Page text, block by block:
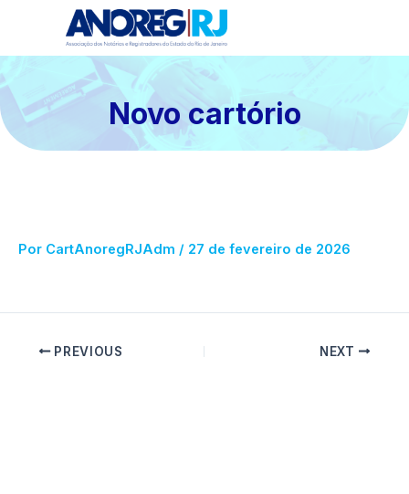
o
conteúdo
Novo cartório
Por CartAnoregRJAdm / 27 de fevereiro de 2026
PREVIOUS NEXT